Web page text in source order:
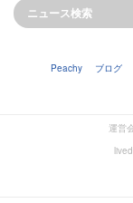
Peachy ブログ
運営